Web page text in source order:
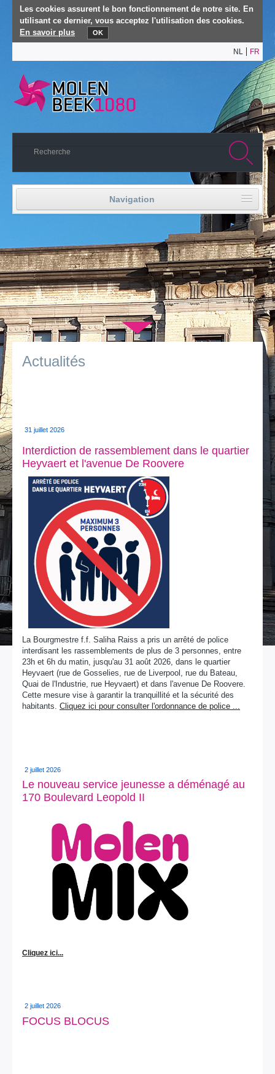
Les cookies assurent le bon fonctionnement de notre site. En
utilisant ce dernier, vous acceptez l'utilisation des cookies.
En savoir plus
OK
NL FR
Navigation
Vie politique
Je vis
Je visite
Publications
Actualités
▼
Actualités
31 juillet 2026
Interdiction de rassemblement dans le quartier
Heyvaert et l'avenue De Roovere
La Bourgmestre f.f. Saliha Raiss a pris un arrêté de police
interdisant les rassemblements de plus de 3 personnes, entre
23h et 6h du matin, jusqu'au 31 août 2026, dans le quartier
Heyvaert (rue de Gosselies, rue de Liverpool, rue du Bateau,
Quai de l'Industrie, rue Heyvaert) et dans l'avenue De Roovere.
Cette mesure vise à garantir la tranquillité et la sécurité des
habitants. Cliquez ici pour consulter l'ordonnance de police ...
2 juillet 2026
Le nouveau service jeunesse a déménagé au
170 Boulevard Leopold II
Cliquez ici...
2 juillet 2026
FOCUS BLOCUS